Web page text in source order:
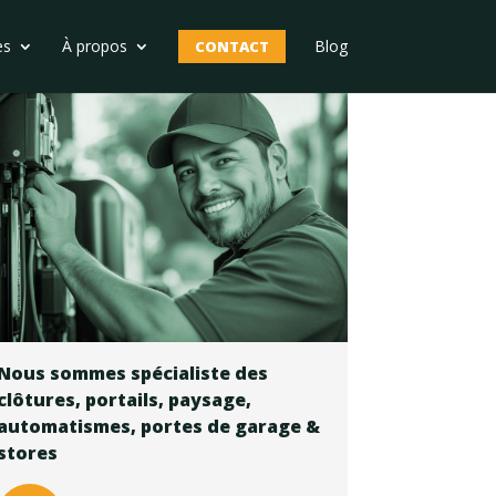
À propos CONTACT Blog
sommes spécialiste des
portails, paysage,
portes de garage &
sommes spécialiste des
portails, paysage,
portes de garage &